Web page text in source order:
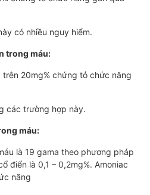
có nhiều nguy hiểm.
trong máu:
20mg% chứng tỏ chức năng
các trường hợp này.
máu:
là 19 gama theo phương pháp
điển là 0,1 – 0,2mg%. Amoniac
năng